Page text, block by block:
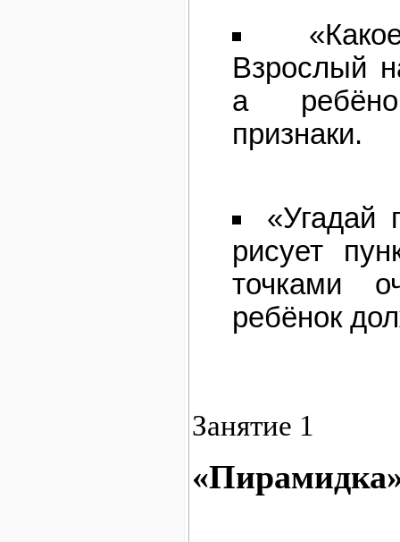
Взрослый
а
признаки.
«Угадай
рисует
точками
ребёнок
Занятие 1